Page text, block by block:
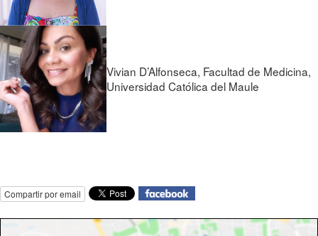
Vivian D’Alfonseca, Facultad de Medicina,
Universidad Católica del Maule
Compartir por email